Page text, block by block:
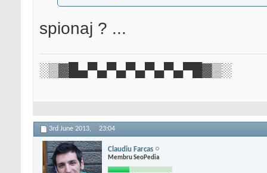
spionaj ? ...
░▒▓█▄▀▄▀▄▀▄▀▄▀▄▀█▓▒░
3rd June 2013, 23:04
Claudiu Farcas
Membru SeoPedia